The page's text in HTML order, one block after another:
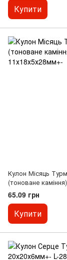
Купити
Кулон Місяць
(тоноване каміння)
11х18х5х28мм+-
65.09 грн
Купити